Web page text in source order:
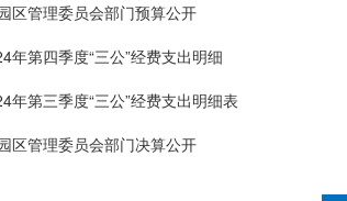
区管理委员会部门预算公开
年第四季度“三公”经费支出明细
年第三季度“三公”经费支出明细表
区管理委员会部门决算公开